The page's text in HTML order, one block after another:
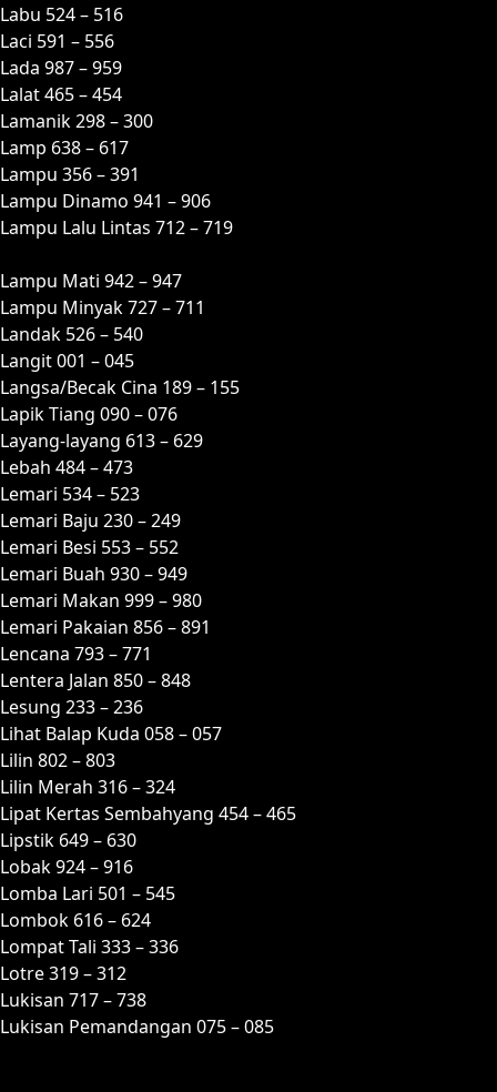
Labu 524 – 516
Laci 591 – 556
Lada 987 – 959
Lalat 465 – 454
Lamanik 298 – 300
Lamp 638 – 617
Lampu 356 – 391
Lampu Dinamo 941 – 906
Lampu Lalu Lintas 712 – 719
Lampu Mati 942 – 947
Lampu Minyak 727 – 711
Landak 526 – 540
Langit 001 – 045
Langsa/Becak Cina 189 – 155
Lapik Tiang 090 – 076
Layang-layang 613 – 629
Lebah 484 – 473
Lemari 534 – 523
Lemari Baju 230 – 249
Lemari Besi 553 – 552
Lemari Buah 930 – 949
Lemari Makan 999 – 980
Lemari Pakaian 856 – 891
Lencana 793 – 771
Lentera Jalan 850 – 848
Lesung 233 – 236
Lihat Balap Kuda 058 – 057
Lilin 802 – 803
Lilin Merah 316 – 324
Lipat Kertas Sembahyang 454 – 465
Lipstik 649 – 630
Lobak 924 – 916
Lomba Lari 501 – 545
Lombok 616 – 624
Lompat Tali 333 – 336
Lotre 319 – 312
Lukisan 717 – 738
Lukisan Pemandangan 075 – 085